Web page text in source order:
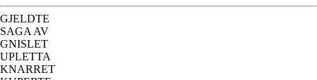
GJELDTE
SAGA AV
GNISLET
UPLETTA
KNARRET